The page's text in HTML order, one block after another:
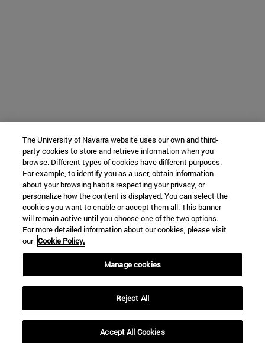
The University of Navarra website uses our own and third-
party cookies to store and retrieve information when you
browse. Different types of cookies have different purposes.
For example, to identify you as a user, obtain information
about your browsing habits respecting your privacy, or
personalize how the content is displayed. You can select the
cookies you want to enable or accept them all. This banner
will remain active until you choose one of the two options.
For more detailed information about our cookies, please visit
our Cookie Policy.
Manage cookies
Reject All
Accept All Cookies